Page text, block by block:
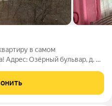
в самом
Адрес: Озёрный бульвар, д. 4
Квартира расположена